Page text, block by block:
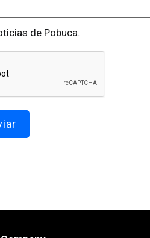
de Pobuca.